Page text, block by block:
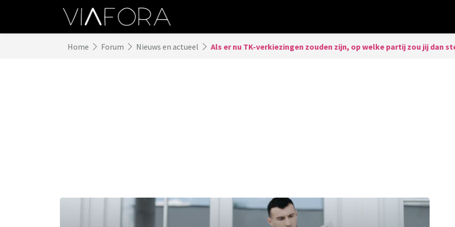
Home Forum Nieuws en actueel Als er nu TK-verkiezingen zouden zijn, op welke partij zou jij dan